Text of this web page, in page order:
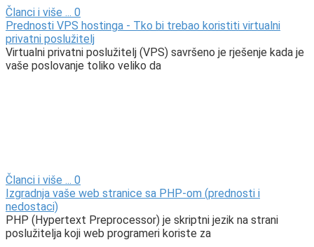
Članci i više ... 0
Prednosti VPS hostinga - Tko bi trebao koristiti virtualni
privatni poslužitelj
Virtualni privatni poslužitelj (VPS) savršeno je rješenje kada je
vaše poslovanje toliko veliko da
Članci i više ... 0
Izgradnja vaše web stranice sa PHP-om (prednosti i
nedostaci)
PHP (Hypertext Preprocessor) je skriptni jezik na strani
poslužitelja koji web programeri koriste za